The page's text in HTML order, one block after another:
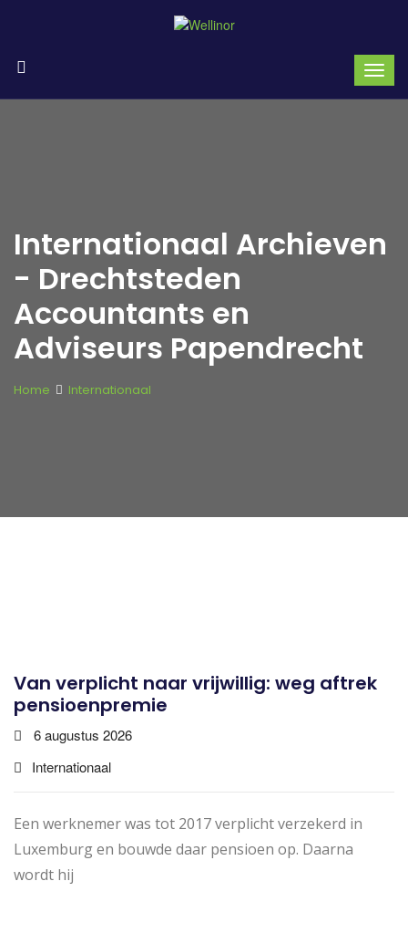
Internationaal Archieven
- Drechtsteden
Accountants en
Adviseurs Papendrecht
Home Internationaal
Van verplicht naar vrijwillig: weg aftrek
pensioenpremie
6 augustus 2026
Internationaal
Een werknemer was tot 2017 verplicht verzekerd in
Luxemburg en bouwde daar pensioen op. Daarna
wordt hij